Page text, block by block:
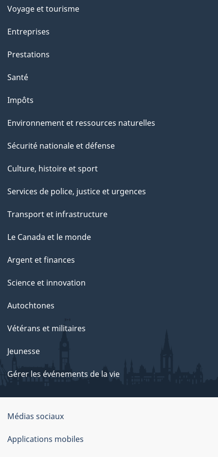
t
t
a
e
Voyage et tourisme
Entreprises
Prestations
Santé
Impôts
Environnement et ressources naturelles
Sécurité nationale et défense
Culture, histoire et sport
Services de police, justice et urgences
Transport et infrastructure
Le Canada et le monde
Argent et finances
Science et innovation
Autochtones
Vétérans et militaires
Jeunesse
Gérer les événements de la vie
Organisation
du
gouvernement
Médias sociaux
Applications mobiles